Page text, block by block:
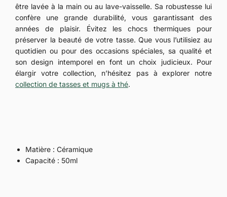
être lavée à la main ou au lave-vaisselle. Sa robustesse lui
confère une grande durabilité, vous garantissant des
années de plaisir. Évitez les chocs thermiques pour
préserver la beauté de votre tasse. Que vous l’utilisiez au
quotidien ou pour des occasions spéciales, sa qualité et
son design intemporel en font un choix judicieux. Pour
élargir votre collection, n’hésitez pas à explorer notre
collection de tasses et mugs à thé.
Matière : Céramique
Capacité : 50ml